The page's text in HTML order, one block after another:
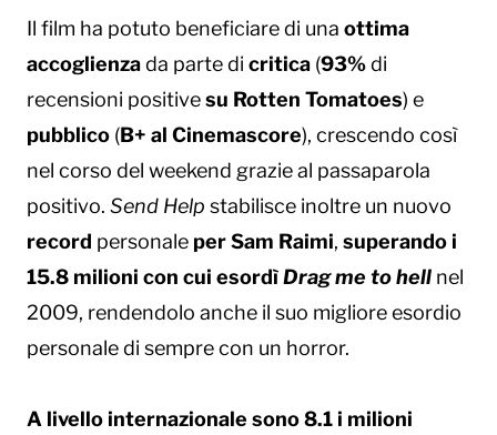
Il film ha potuto beneficiare di una ottima
accoglienzada parte di critica (93%di
recensioni positivesu Rotten Tomatoes) e
pubblico (B+ al Cinemascore), crescendo così
nel corso del weekend grazie al passaparola
positivo. Send Help stabilisce inoltre un nuovo
record personale per Sam Raimi, superando i
15.8 milioni con cui esordìDrag me to hell nel
2009, rendendolo anche il suo migliore esordio
personale di sempre con un horror.
A livello internazionale sono 8.1 i milioni